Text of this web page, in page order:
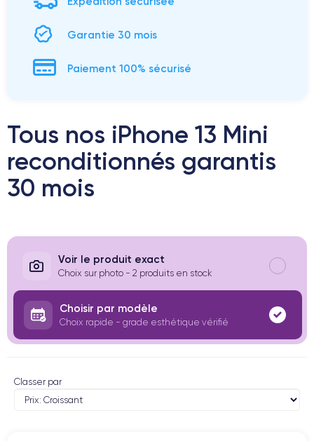
Garantie 30 mois
Paiement 100% sécurisé
Tous nos iPhone 13 Mini
reconditionnés garantis
30 mois
Voir le produit exact
Choix sur photo - 2 produits en stock
Choisir par modèle
Choix rapide - grade esthétique vérifié
Classer par